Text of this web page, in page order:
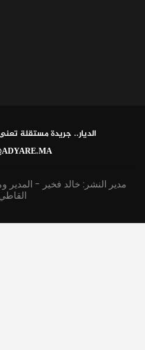
الديار.. جريدة مستقلة
مدير النشر: خالد فخير - المدير